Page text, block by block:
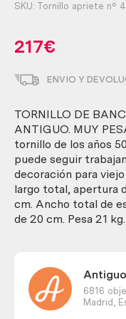
SKU: Tornillo apriete nº
217€
ENVIO Y
TORNILLO DE
ANTIGUO. MUY
tornillo de los años
puede seguir
decoración para
largo total, apertura
cm. Ancho total de
de 20 cm. Pesa 21
6816
Madrid,